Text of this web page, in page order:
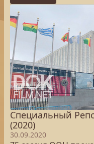
Специальный
(2020)
30.09.2020